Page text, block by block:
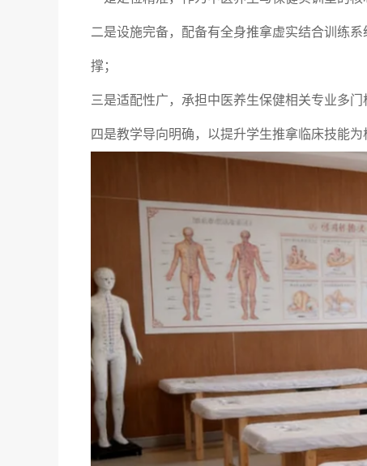
二是设施完备，配备有全身推拿虚实结合训练
撑；
三是适配性广，承担中医养生保健相关专业多门
四是教学导向明确，以提升学生推拿临床技能